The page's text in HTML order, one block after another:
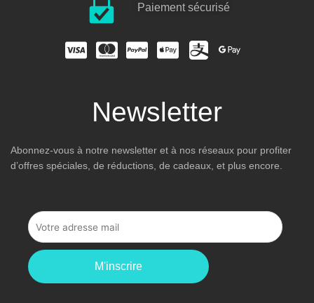
Paiement sécurisé
Newsletter
Abonnez-vous à notre newsletter et à nos réseaux pour profiter
d’offres spéciales, de réductions, de cadeaux, et plus encore.
M'inscrire